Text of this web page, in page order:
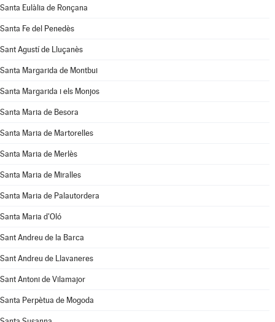
Santa Eulàlia de Ronçana
Santa Fe del Penedès
Sant Agustí de Lluçanès
Santa Margarida de Montbui
Santa Margarida i els Monjos
Santa Maria de Besora
Santa Maria de Martorelles
Santa Maria de Merlès
Santa Maria de Miralles
Santa Maria de Palautordera
Santa Maria d'Oló
Sant Andreu de la Barca
Sant Andreu de Llavaneres
Sant Antoni de Vilamajor
Santa Perpètua de Mogoda